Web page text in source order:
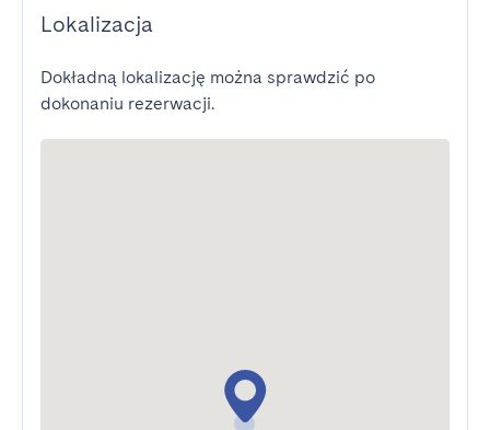
Lokalizacja
Dokładną lokalizację można sprawdzić po
dokonaniu rezerwacji.